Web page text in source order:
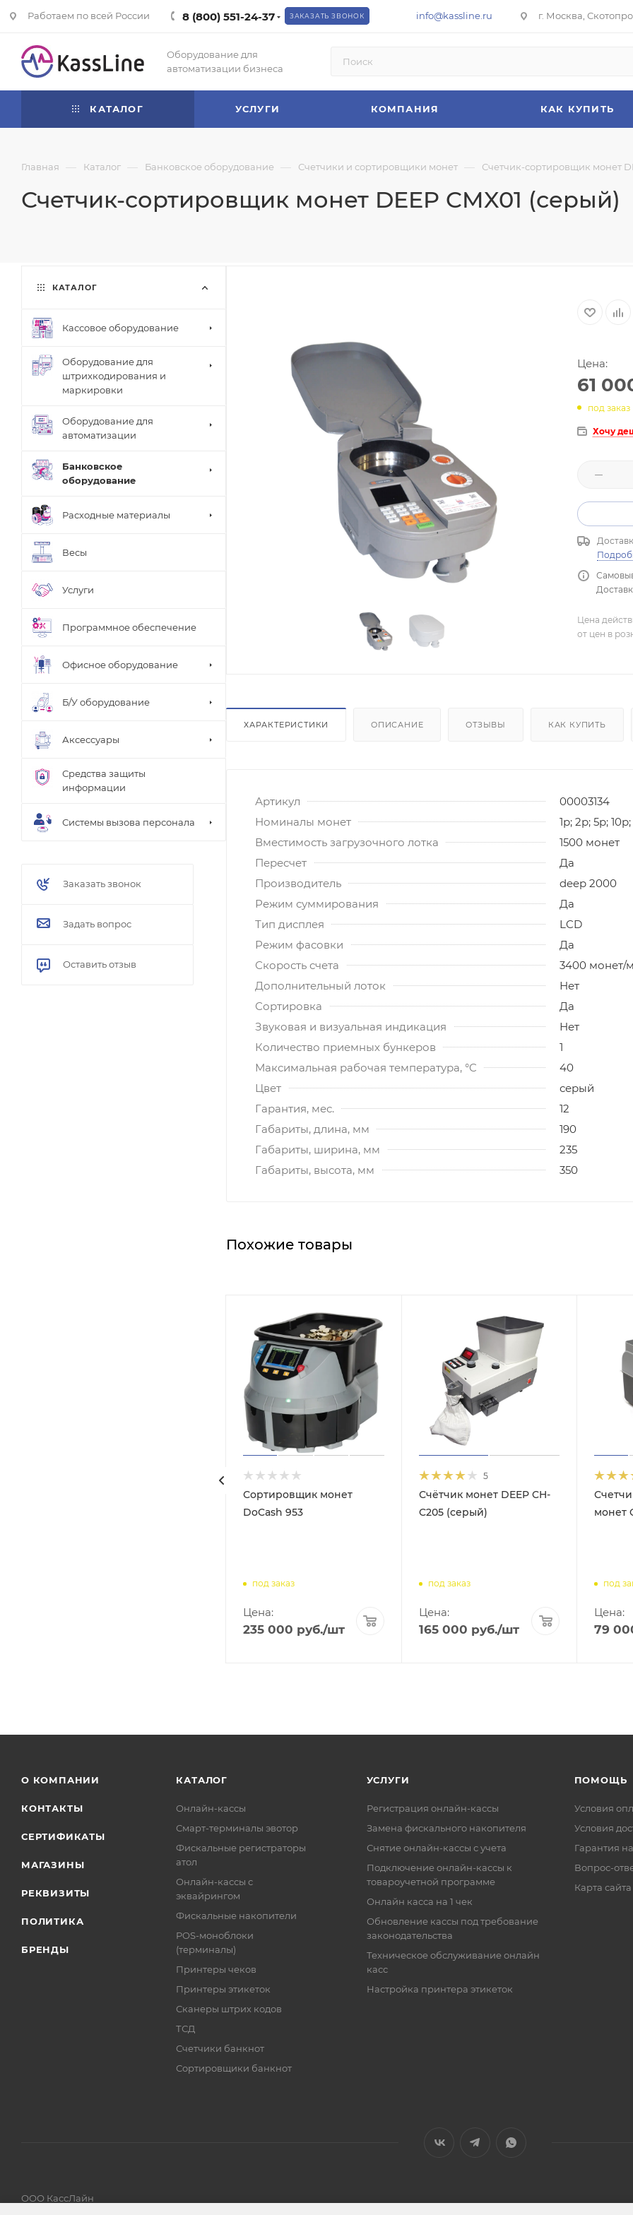
Работаем по всей России 8 (800) 551-24-37 ЗАКАЗАТЬ ЗВОНОК info@kassline.ru г. Москва,
Оборудование для
автоматизации бизнеса
КАТАЛОГ УСЛУГИ КОМПАНИЯ КАК КУПИТЬ
Главная — Каталог — Банковское оборудование — Счетчики и сортировщики монет — Счетчик-сортировщик монет
Счетчик-сортировщик монет DEEP CMX01 (серый)
Цена:
61
под заказ
Хочу
Цена
от цен в
ХАРАКТЕРИСТИКИ ОПИСАНИЕ ОТЗЫВЫ КАК КУПИТЬ
Артикул
00003134
Номиналы монет
1р; 2р; 5р;
Вместимость загрузочного лотка
1500 монет
Пересчет
Да
Производитель
deep 2000
Режим суммирования
Да
Тип дисплея
LCD
Режим фасовки
Да
Скорость счета
3400 монет/
Дополнительный лоток
Нет
Сортировка
Да
Звуковая и визуальная индикация
Нет
Количество приемных бункеров
1
Максимальная рабочая температура, °C
40
Цвет
серый
Гарантия, мес.
12
Габариты, длина, мм
190
Габариты, ширина, мм
235
Габариты, высота, мм
350
Похожие товары
Сортировщик монет
DoCash 953
под заказ
Цена:
235 000 руб./шт
5
Счётчик монет DEEP CH-
C205 (серый)
под заказ
Цена:
165 000 руб./шт
монет
под
Цена:
79
КАТАЛОГ
Кассовое оборудование
Оборудование для
штрихкодирования и
маркировки
Оборудование для
автоматизации
Банковское
оборудование
Расходные материалы
Весы
Услуги
Программное обеспечение
Офисное оборудование
Б/У оборудование
Аксессуары
Средства защиты
информации
Системы вызова персонала
Заказать звонок
Задать вопрос
Оставить отзыв
О КОМПАНИИ
КОНТАКТЫ
СЕРТИФИКАТЫ
МАГАЗИНЫ
РЕКВИЗИТЫ
ПОЛИТИКА
БРЕНДЫ
КАТАЛОГ
Онлайн-кассы
Смарт-терминалы эвотор
Фискальные регистраторы
атол
Онлайн-кассы с
эквайрингом
Фискальные накопители
POS-моноблоки
(терминалы)
Принтеры чеков
Принтеры этикеток
Сканеры штрих кодов
ТСД
Счетчики банкнот
Сортировщики банкнот
УСЛУГИ
Регистрация онлайн-кассы
Замена фискального накопителя
Снятие онлайн-кассы с учета
Подключение онлайн-кассы к
товароучетной программе
Онлайн касса на 1 чек
Обновление кассы под требование
законодательства
Техническое обслуживание онлайн
касс
Настройка принтера этикеток
ПОМОЩЬ
Условия
Условия
Гарантия
Вопрос-
Карта сайта
ООО КассЛайн